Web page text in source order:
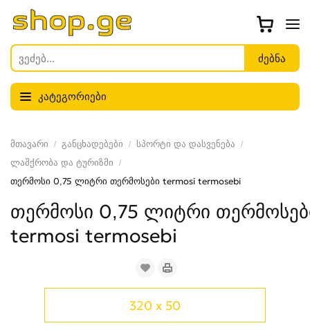
კატეგორიები
მთავარი განცხადებები
სპორტი და დასვენება
ლაშქრობა და ტურიზმი
თერმოსი 0,75 ლიტრი თერმოსები termosi termosebi
თერმოსი 0,75 ლიტრი
termosi termosebi
320 x 50